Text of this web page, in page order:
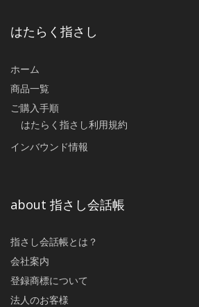
はたらく指さし
ホーム
商品一覧
ご購入手順
はたらく指さし利用規約
インバウンド情報
about 指さし会話帳
指さし会話帳とは？
会社案内
登録商標について
法人のお客様